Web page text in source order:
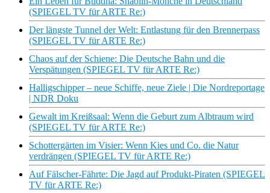
(SPIEGEL TV für ARTE Re:)
Der längste Tunnel der Welt: Entlastung für den Brennerpass
(SPIEGEL TV für ARTE Re:)
Chaos auf der Schiene: Die Deutsche Bahn und die
Verspätungen (SPIEGEL TV für ARTE Re:)
Halligschipper – neue Schiffe, neue Ziele | Die Nordreportage
| NDR Doku
Gewalt im Kreißsaal: Wenn die Geburt zum Albtraum wird
(SPIEGEL TV für ARTE Re:)
Schottergärten im Visier: Wenn Kies und Co. die Natur
verdrängen (SPIEGEL TV für ARTE Re:)
Auf Fälscher-Fährte: Die Jagd auf Produkt-Piraten (SPIEGEL
TV für ARTE Re:)